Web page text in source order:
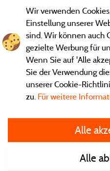
Wir verwenden
Einstellung unserer
sind. Wir können auch
gezielte Werbung für
Wenn Sie auf 'Alle
Sie der Verwendung
unserer Cookie-
zu. Für weitere
Alle
Alle